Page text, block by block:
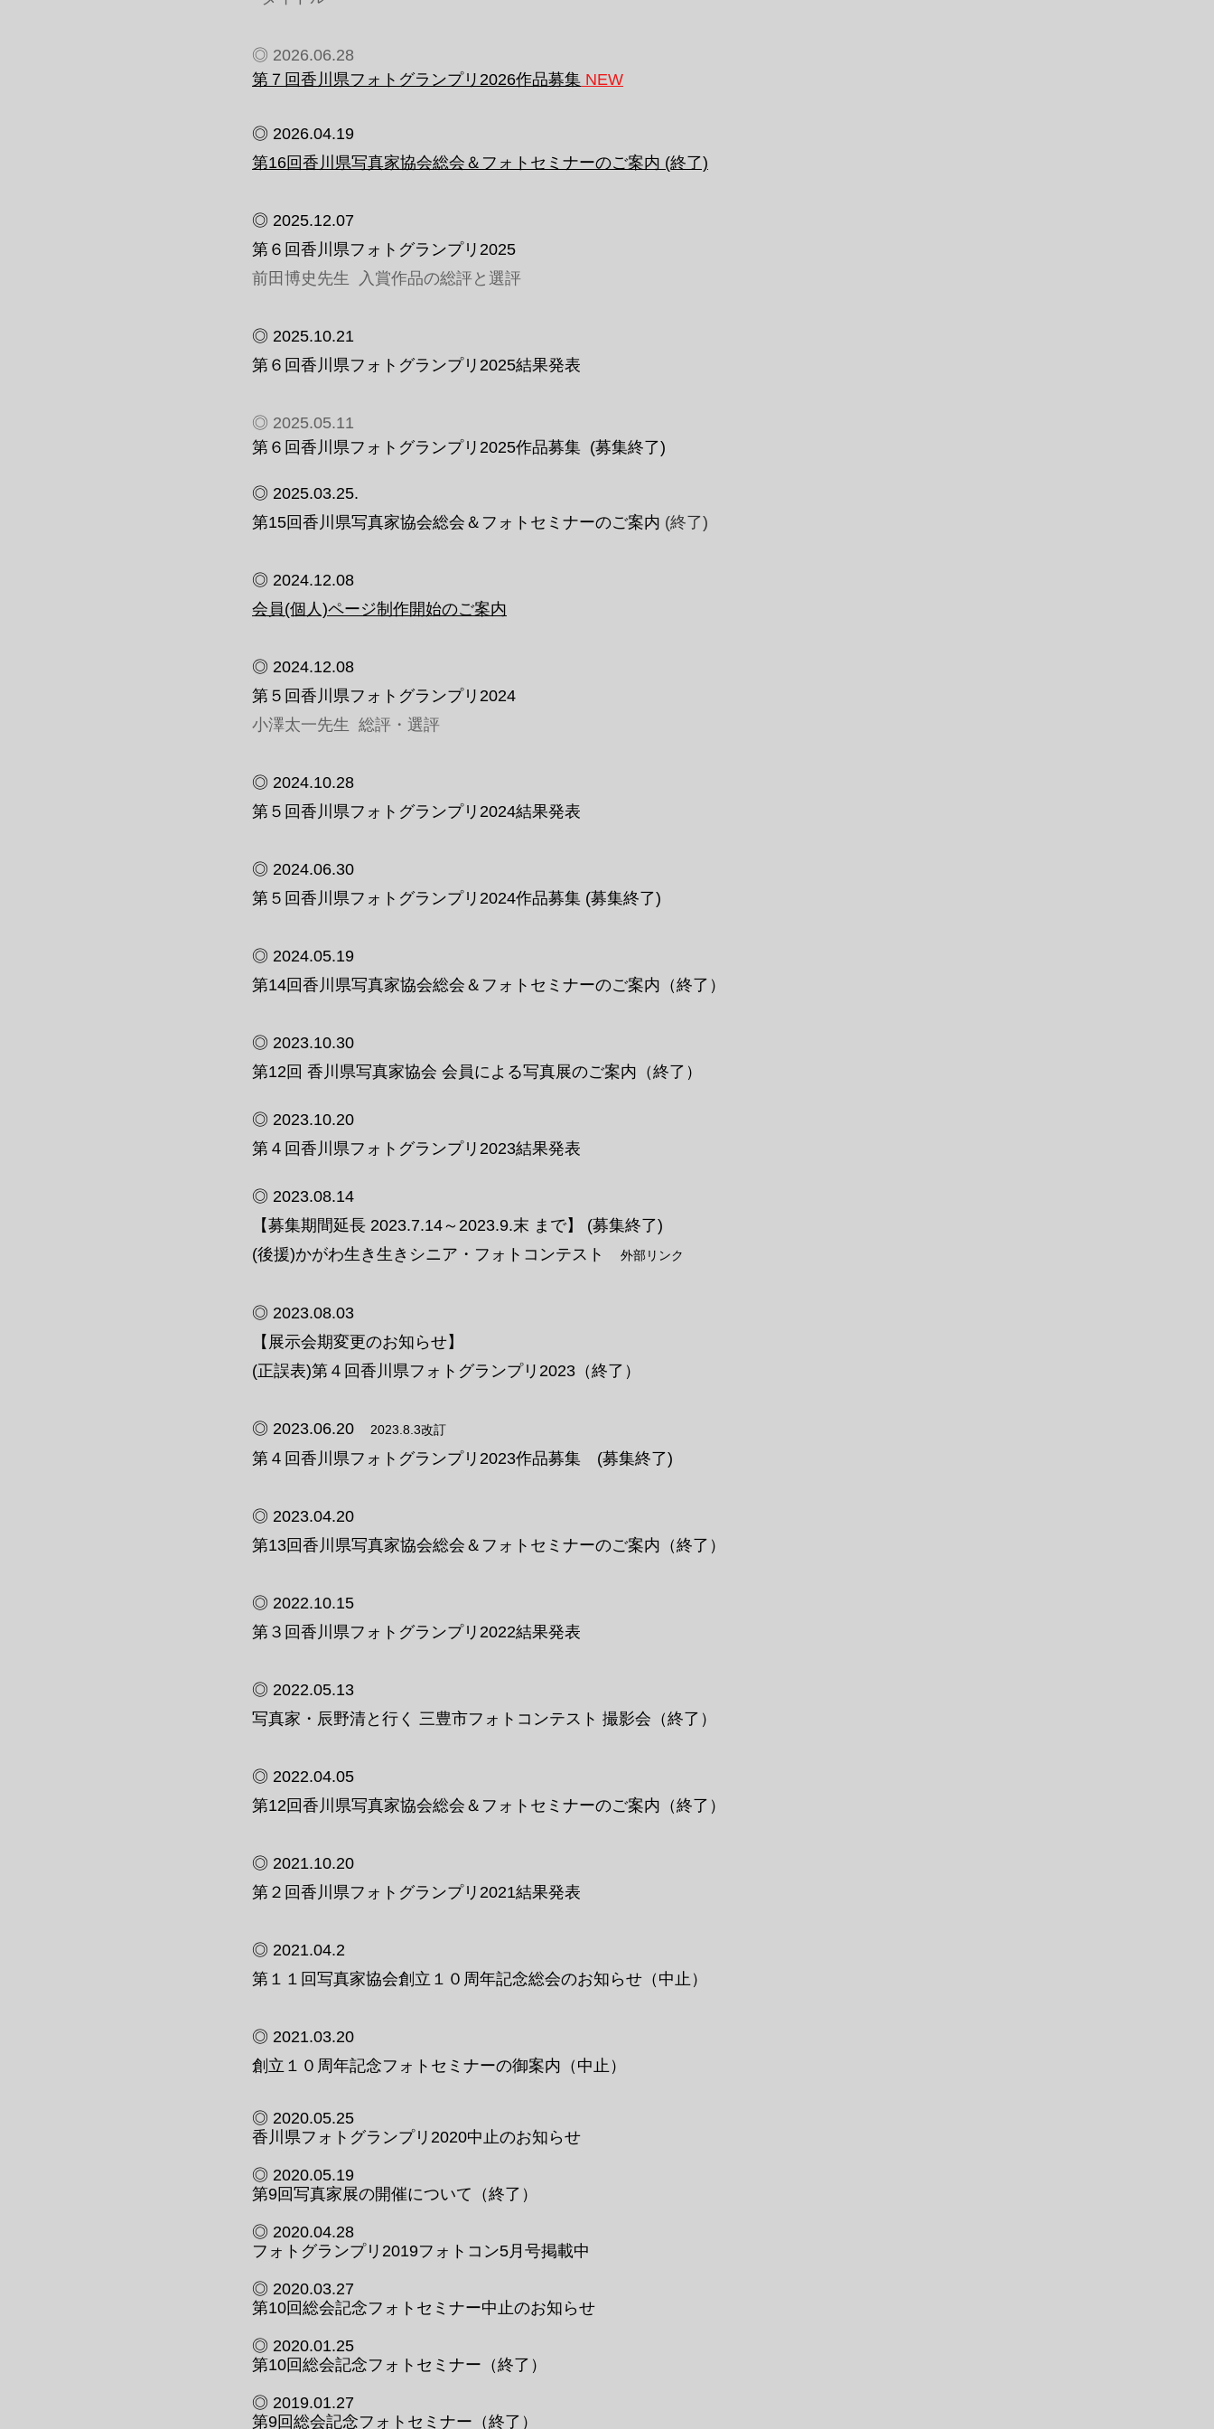
◎ 2026.06.28
第７回香川県フォトグランプリ2026作品募集 NEW
◎ 2026.04.19
第16回香川県写真家協会総会＆フォトセミナーのご案内 (終了)
◎ 2025.12.07
第６回香川県フォトグランプリ2025
前田博史先生 入賞作品の総評と選評
◎ 2025.10.21
第６回香川県フォトグランプリ2025結果発表
◎ 2025.05.11
第６回香川県フォトグランプリ2025作品募集 (募集終了)
◎ 2025.03.25.
第15回香川県写真家協会総会＆フォトセミナーのご案内 (終了)
◎ 2024.12.08
会員(個人)ページ制作開始のご案内
◎ 2024.12.08
第５回香川県フォトグランプリ2024
小澤太一先生 総評・選評
◎ 2024.10.28
第５回香川県フォトグランプリ2024結果発表
◎ 2024.06.30
第５回香川県フォトグランプリ2024作品募集 (募集終了)
◎ 2024.05.19
第14回香川県写真家協会総会＆フォトセミナーのご案内（終了）
◎ 2023.10.30
第12回 香川県写真家協会 会員による写真展のご案内 （終了）
◎ 2023.10.20
第４回香川県フォトグランプリ2023結果発表
◎ 2023.08.14
【募集期間延長 2023.7.14～2023.9.末 まで】 (募集終了)
(後援)かがわ生き生きシニア・フォトコンテスト
外部リンク
◎ 2023.08.03
【展示会期変更のお知らせ】
(正誤表)第４回香川県フォトグランプリ2023 （終了）
◎ 2023.06.20 2023.8.3改訂
第４回香川県フォトグランプリ2023作品募集 ​ (募集終了)
◎ 2023.04.20
第13回香川県写真家協会総会＆フォトセミナーのご案内（終了）
◎ 2022.10.15
第３回香川県フォトグランプリ2022結果発表
◎ 2022.05.13
写真家・辰野清と行く 三豊市フォトコンテスト 撮影会 （終了）
◎ 2022.04.05
第12回香川県写真家協会総会＆フォトセミナーのご案内 （終了）
◎ 2021.10.20
第２回香川県フォトグランプリ2021結果発表
◎ 2021.04.2
第１１回写真家協会創立１０周年記念総会のお知らせ（中止）
◎ 2021.03.20
創立１０周年記念フォトセミナーの御案内（中止）
◎ 2020.05.25
香川県フォトグランプリ2020中止のお知らせ
◎ 2020.05.19
第9回写真家展の開催について （終了）
◎ 2020.04.28
フォトグランプリ2019フォトコン5月号掲載中
◎ 2020.03.27
第10回総会記念フォトセミナー中止のお知らせ
◎ 2020.01.25
第10回総会記念フォトセミナー （終了）
◎ 2019.01.27
第9回総会記念フォトセミナー （終了）